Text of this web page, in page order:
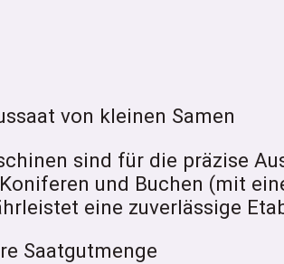
von kleinen Samen
sind für die präzise
und Buchen (mit
eine zuverlässige
Saatgutmenge